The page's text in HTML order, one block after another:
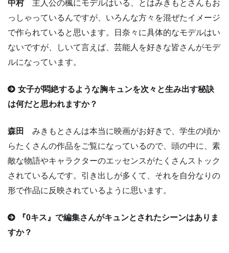
中村主人公の楓にモデルはいる、とはみきもとさんもお
っしゃっているんですが、いろんな方々を混ぜたイメージ
で作られていると思います。日奈々に具体的なモデルはい
ないですが、しいて言えば、芸能人を好きな皆さんがモデ
ルになっています。
女子が悶絶するような胸キュンを次々と生み出す秘訣
は何だと思われますか？
森田
みきもとさんは本当に映画がお好きで、学生の頃か
らたくさんの作品をご覧になっているので、頭の中に、素
敵な物語やキャラクターのエッセンスがたくさんストック
されているんです。引き出しが多くて、それを自分なりの
形で作品に反映されているように思います。
『0キス』で編集さんがキュンとされたシーンはありま
すか？